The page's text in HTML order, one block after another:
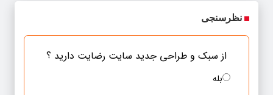
نظرسنجی
از سبک و طراحی جدید سایت رضایت دارید ؟
بله